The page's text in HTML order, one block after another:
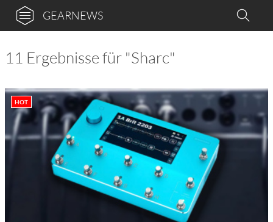
GEARNEWS
11 Ergebnisse für "Sharc"
HOT